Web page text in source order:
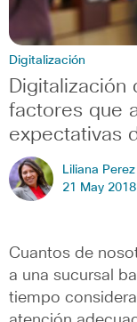
Digitalización
Digitalización
factores que
expectativas
Liliana
21 May
Cuantos de
a una sucursal
tiempo